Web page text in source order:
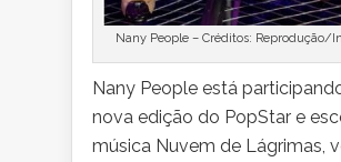
Nany People – Créditos: Reprodução/
Nany People está
nova edição do PopStar e
música Nuvem de Lágrimas,